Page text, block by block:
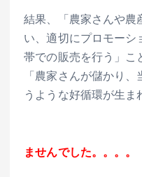
結果、「農家さんや農
い、適切にプロモーシ
帯での販売を行う」こ
「農家さんが儲かり
うような好循環が生ま
ませんでした。。。。